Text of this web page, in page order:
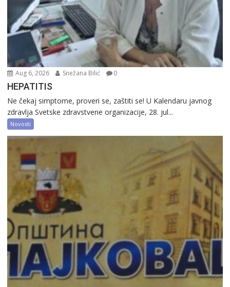
Aug 6, 2026 Snežana Bilić 0
HEPATITIS
Ne čekaj simptome, proveri se, zaštiti se! U Kalendaru javnog
zdravlja Svetske zdravstvene organizacije, 28. jul...
Novosti